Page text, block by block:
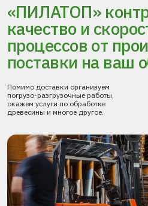
«ПИЛАТОП»
качество и
процессовот
поставки на ваш
Помимо доставки организуем
погрузо-разгрузочные работы,
окажем услуги по обработке
древесины и многое другое.